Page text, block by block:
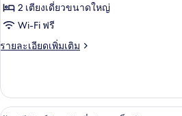
ซู
พี
เรีย
วิว
เมือง
2 เตียงเดี่ยวขนาดใหญ่
Wi-Fi ฟรี
รายละเอียดเพิ่มเติม
ราย
เกี่ยว
กับ
เครื่อ